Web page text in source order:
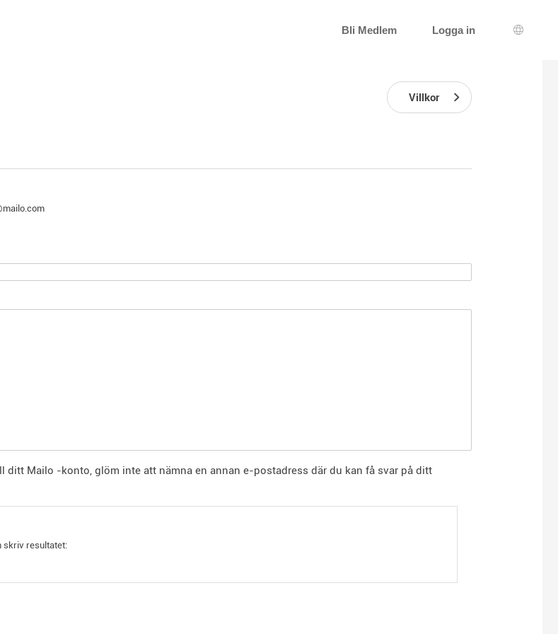
Bli Medlem Logga in
Villkor
ditt Mailo -konto, glöm inte att nämna en annan e-postadress där du kan få svar på ditt
skriv resultatet: